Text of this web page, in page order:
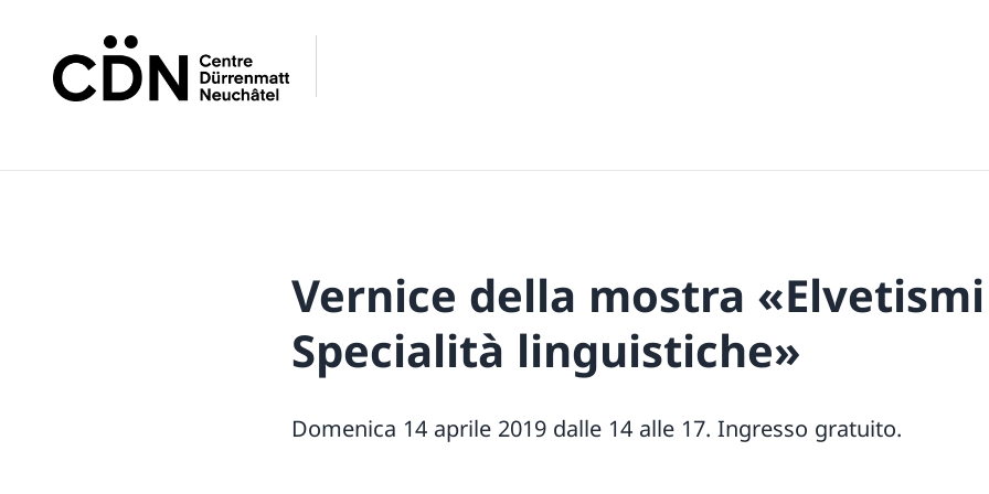
Vernice della mostra «Elvetismi
Specialità linguistiche»
Domenica 14 aprile 2019 dalle 14 alle 17. Ingresso gratuito.